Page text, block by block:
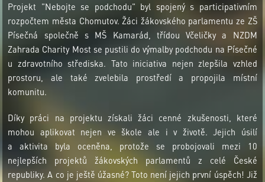
Projekt "Nebojte se podchodu" byl spojený s participativním
rozpočtem města Chomutov. Žáci žákovského parlamentu ze ZŠ
Písečná společně s MŠ Kamarád, třídou Včeličky a NZDM
Zahrada Charity Most se pustili do výmalby podchodu na Písečné
u zdravotního střediska. Tato iniciativa nejen zlepšila vzhled
prostoru, ale také zvelebila prostředí a propojila místní
komunitu.
Díky práci na projektu získali žáci cenné zkušenosti, které
mohou aplikovat nejen ve škole ale i v životě. Jejich úsilí
a aktivita byla oceněna, protože se probojovali mezi 10
nejlepších projektů žákovských parlamentů z celé České
republiky. A co je ještě úžasné? Toto není jejich první úspěch! Již